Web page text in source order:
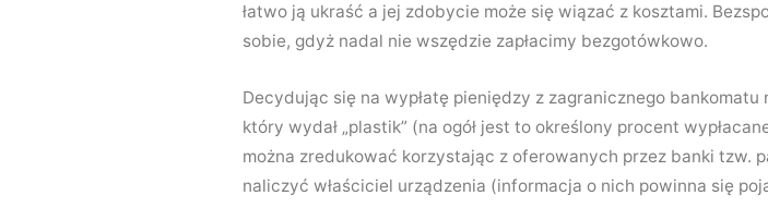
łatwo ją ukraść a jej zdobycie może się wiązać z kosztami.
sobie, gdyż nadal nie wszędzie zapłacimy bezgotówkowo.
Decydując się na wypłatę pieniędzy z zagranicznego
który wydał „plastik” (na ogół jest to określony procent
można zredukować korzystając z oferowanych przez banki tzw.
naliczyć właściciel urządzenia (informacja o nich powinna się